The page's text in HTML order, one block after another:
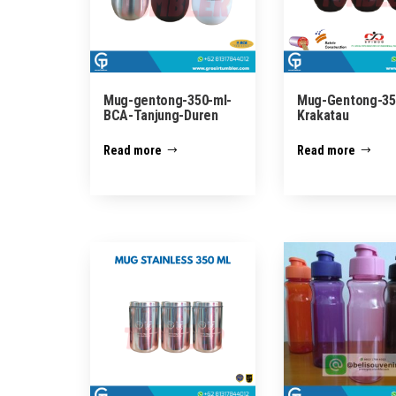
Mug-gentong-350-ml-
BCA-Tanjung-Duren
Read more
Mug-Gentong-
Krakatau
Read more